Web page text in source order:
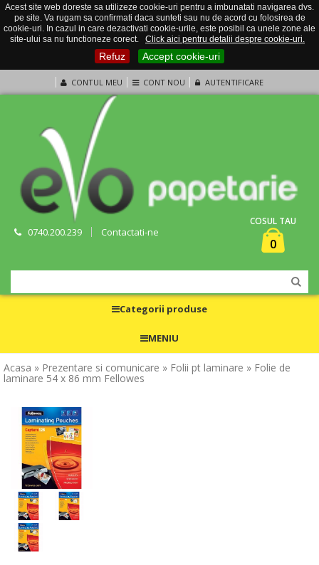
Acest site web doreste sa utilizeze cookie-uri pentru a imbunatati navigarea dvs.
pe site. Va rugam sa confirmati daca sunteti sau nu de acord cu folosirea de
cookie-uri. In cazul in care dezactivati cookie-urile, este posibil ca unele zone ale
site-ului sa nu functioneze corect.
Click aici pentru detalii despre cookie-uri.
Refuz Accept cookie-uri
CONTUL MEU CONT NOU AUTENTIFICARE
0740.200.239 Contactati-ne
COSUL TAU
0
Categorii produse
MENIU
Acasa » Prezentare si comunicare » Folii pt laminare » Folie de
laminare 54 x 86 mm Fellowes